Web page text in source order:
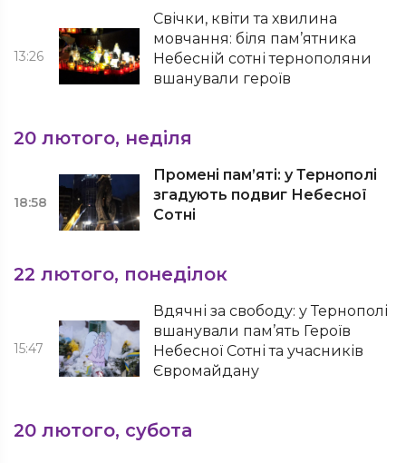
13:26
Свічки, квіти та хвилина
мовчання: біля пам’ятника
Небесній сотні тернополяни
вшанували героїв
20 лютого, неділя
18:58
Промені пам’яті: у Тернополі
згадують подвиг Небесної
Сотні
22 лютого, понеділок
15:47
Вдячні за свободу: у Тернополі
вшанували пам’ять Героїв
Небесної Сотні та учасників
Євромайдану
20 лютого, субота